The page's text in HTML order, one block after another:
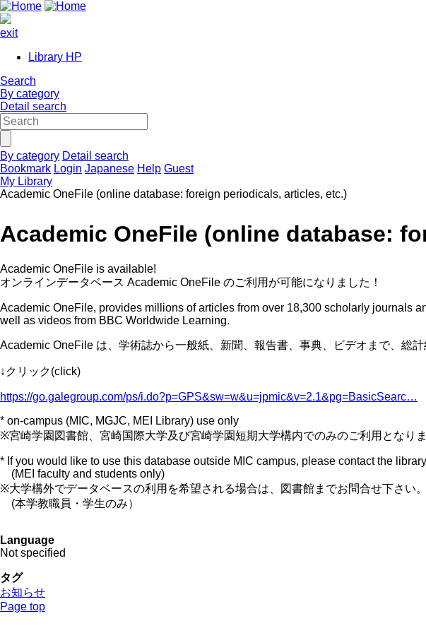
exit
Library HP
Search
By category
Detail search
By category Detail search
Bookmark Login Japanese Help Guest
My Library
Academic OneFile (online database: foreign periodicals, articles, etc.)
Academic OneFile (online database:
Academic OneFile is available!
オンラインデータベース Academic OneFile のご利用が可能になりました！
Academic OneFile, provides millions of articles from over 18,300 scholarly journals
well as videos from BBC Worldwide Learning.
Academic OneFile は、学術誌から一般紙、新聞、報告書、事典、ビデオまで、総
↓クリック(click)
https://go.galegroup.com/ps/i.do?p=GPS&sw=w&u=jpmic&v=2.1&pg=BasicSearc…
* on-campus (MIC, MGJC, MEI Library) use only
※宮崎学園図書館、宮崎国際大学及び宮崎学園短期大学構内でのみのご利用となりま
* If you would like to use this database outside MIC campus, please contact the
(MEI faculty and students only)
※大学構外でデータベースの利用を希望される場合は、図書館までお問合せ下さい。
(本学教職員・学生のみ）
Language
Not specified
タグ
お知らせ
Page top